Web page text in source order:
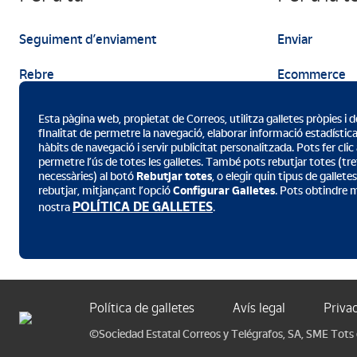
Seguiment d’enviament
Rebre
Enviar
Ecommerce
Baixa l’app de Correos
Política de galletes Avís legal
©Sociedad Estatal Correos y Telégrafos, SA, SME Tots
Esta pàgina web, propietat de Correos, utilitza galletes pròpies i
finalitat de permetre la navegació, elaborar informació
hàbits de navegació i servir publicitat personalitzada. Pots fer clic
permetre l’ús de totes les galletes. També pots rebutjar totes
necessàries) al botó Rebutjar totes, o elegir quin tipus de
rebutjar, mitjançant l’opcióConfigurar Galletes. Pots obtindre
nostra POLÍTICA DE GALLETES.